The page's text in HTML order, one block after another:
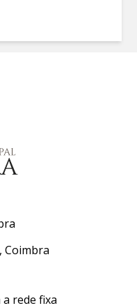
Coimbra
rede fixa